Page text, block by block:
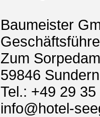
Baumeister
Zum
59846 Sundern
Tel.: +49 29
info@hotel-